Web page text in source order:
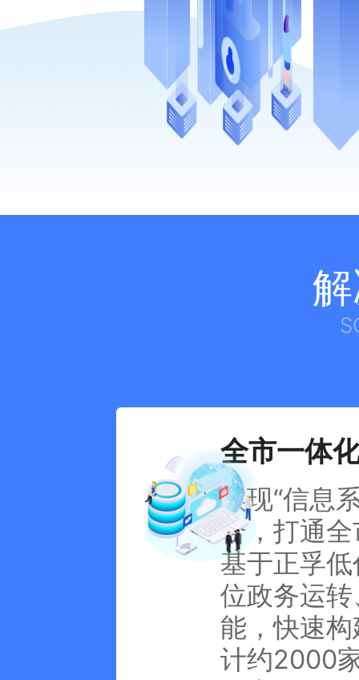
全市一体
实现“信息
合，打通全
基于正孚
位政务运
能，快速
计约2000